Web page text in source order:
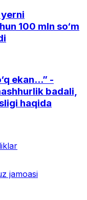
100 mln so‘m
ekan...” -
badali,
haqida
jamoasi